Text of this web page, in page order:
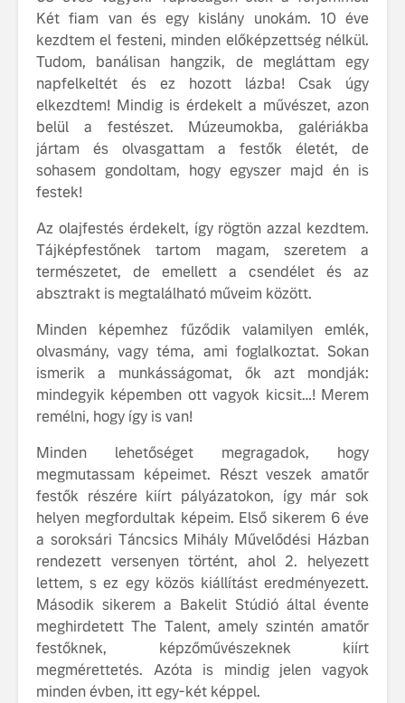
Két fiam van és egy kislány unokám. 10 éve
kezdtem el festeni, minden előképzettség nélkül.
Tudom, banálisan hangzik, de megláttam egy
napfelkeltét és ez hozott lázba! Csak úgy
elkezdtem! Mindig is érdekelt a művészet, azon
belül a festészet. Múzeumokba, galériákba
jártam és olvasgattam a festők életét, de
sohasem gondoltam, hogy egyszer majd én is
festek!
Az olajfestés érdekelt, így rögtön azzal kezdtem.
Tájképfestőnek tartom magam, szeretem a
természetet, de emellett a csendélet és az
absztrakt is megtalálható műveim között.
Minden képemhez fűződik valamilyen emlék,
olvasmány, vagy téma, ami foglalkoztat. Sokan
ismerik a munkásságomat, ők azt mondják:
mindegyik képemben ott vagyok kicsit…! Merem
remélni, hogy így is van!
Minden lehetőséget megragadok, hogy
megmutassam képeimet. Részt veszek amatőr
festők részére kiírt pályázatokon, így már sok
helyen megfordultak képeim. Első sikerem 6 éve
a soroksári Táncsics Mihály Művelődési Házban
rendezett versenyen történt, ahol 2. helyezett
lettem, s ez egy közös kiállítást eredményezett.
Második sikerem a Bakelit Stúdió által évente
meghirdetett The Talent, amely szintén amatőr
festőknek, képzőművészeknek kiírt
megmérettetés. Azóta is mindig jelen vagyok
minden évben, itt egy-két képpel.
fenntarthatóságot
Az autó,
ismerje
tisztán
Volvo
A Volvo
Country: